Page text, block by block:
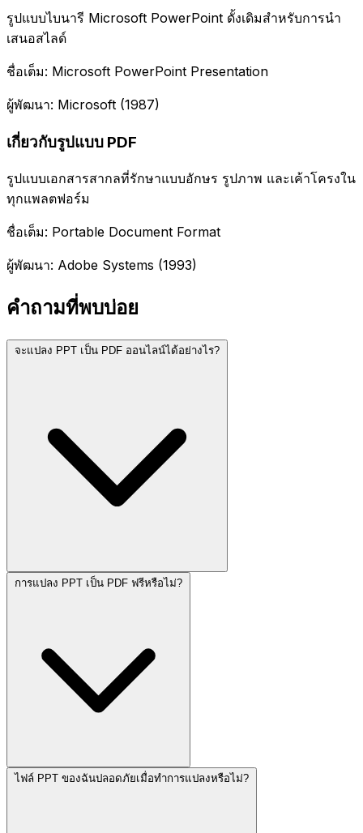
รูปแบบไบนารี Microsoft PowerPoint ดั้งเดิมสำหรับการนำ
เสนอสไลด์
ชื่อเต็ม: Microsoft PowerPoint Presentation
ผู้พัฒนา: Microsoft (1987)
เกี่ยวกับรูปแบบ PDF
รูปแบบเอกสารสากลที่รักษาแบบอักษร รูปภาพ และเค้าโครงใน
ทุกแพลตฟอร์ม
ชื่อเต็ม: Portable Document Format
ผู้พัฒนา: Adobe Systems (1993)
คำถามที่พบบ่อย
จะแปลง PPT เป็น PDF ออนไลน์ได้อย่างไร?
การแปลง PPT เป็น PDF ฟรีหรือไม่?
ไฟล์ PPT ของฉันปลอดภัยเมื่อทำการแปลงหรือไม่?